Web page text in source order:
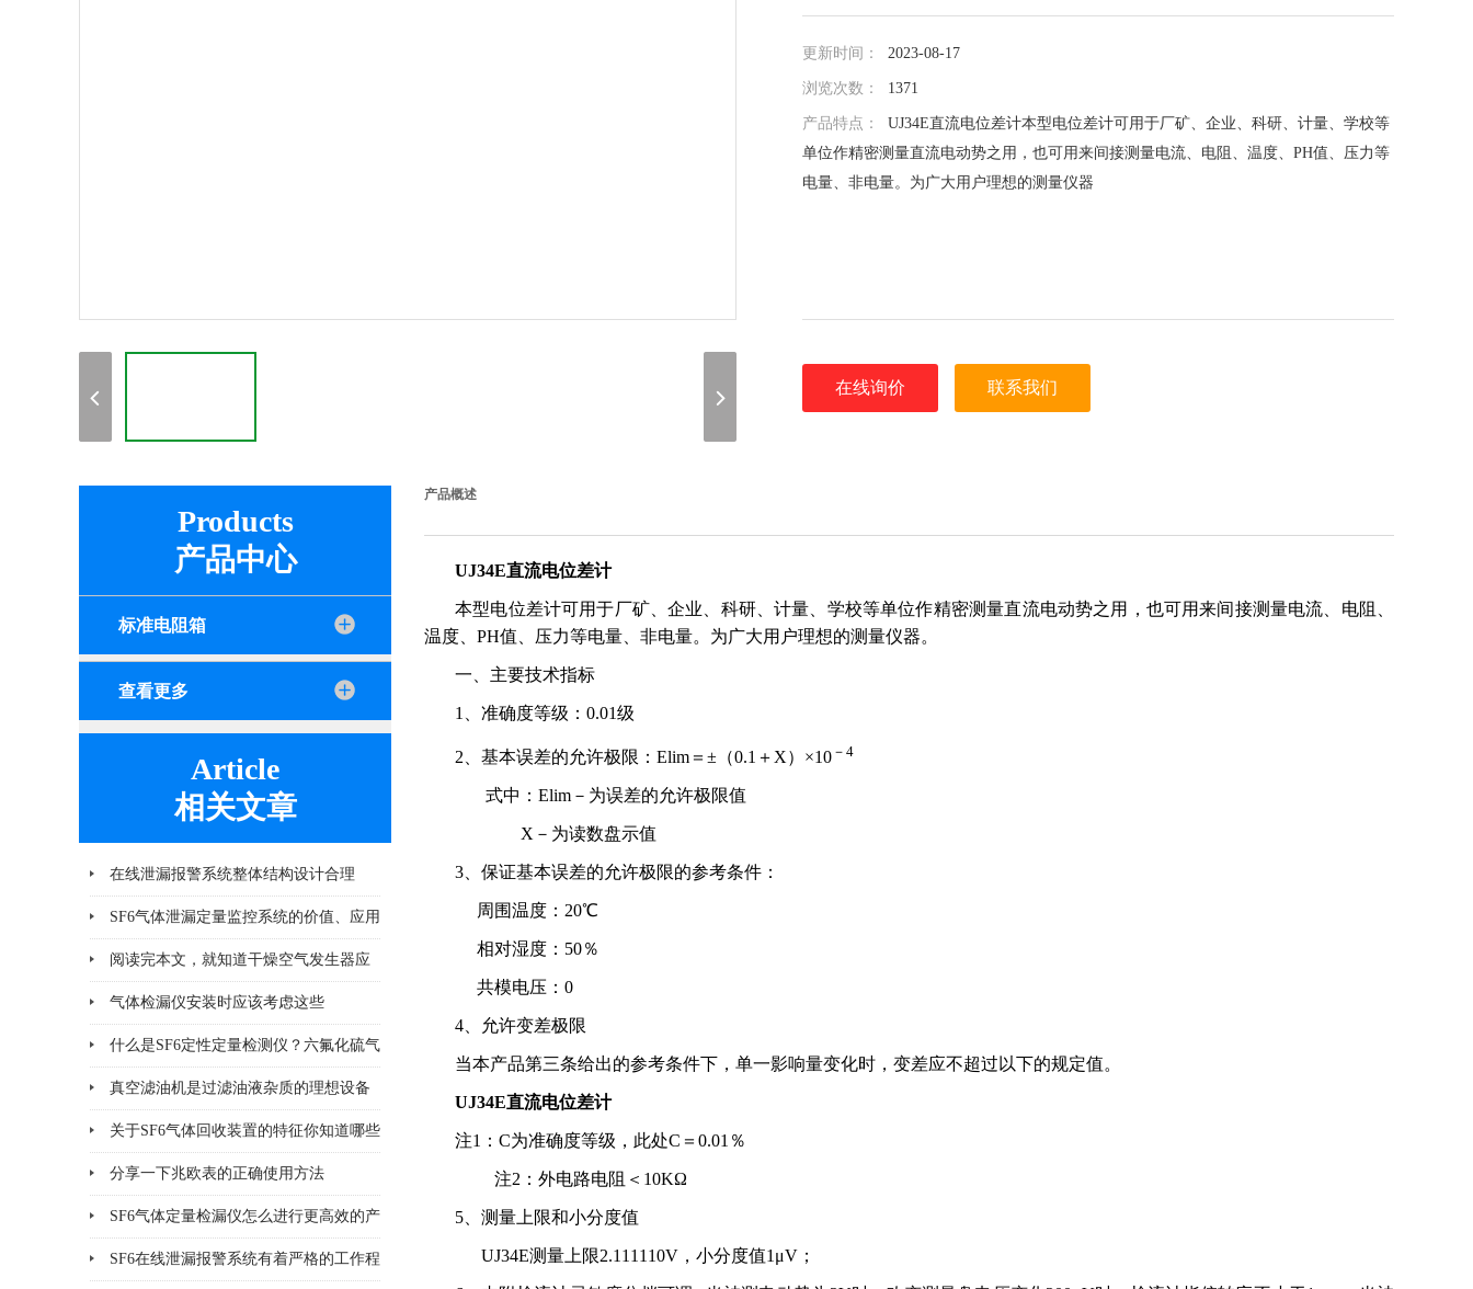
更新时间： 2023-08-17
浏览次数： 1371
产品特点： UJ34E直流电位差计本型电位差计可用于厂矿、企业、科研、计量、学校等
单位作精密测量直流电动势之用，也可用来间接测量电流、电阻、温度、PH值、压力等
电量、非电量。为广大用户理想的测量仪器
在线询价 联系我们
Products
产品中心
标准电阻箱
查看更多
Article
相关文章
在线泄漏报警系统整体结构设计合理
SF6气体泄漏定量监控系统的价值、应用
及未来发展趋势
阅读完本文，就知道干燥空气发生器应
该注意哪几点小问题
气体检漏仪安装时应该考虑这些
什么是SF6定性定量检测仪？六氟化硫气
体检测设备
真空滤油机是过滤油液杂质的理想设备
关于SF6气体回收装置的特征你知道哪些
分享一下兆欧表的正确使用方法
SF6气体定量检漏仪怎么进行更高效的产
品检漏?
SF6在线泄漏报警系统有着严格的工作程
产品概述
UJ34E直流电位差计
本型电位差计可用于厂矿、企业、科研、计量、学校等单位作精密测量直流电动势之用，也可用来间接测量电流、电阻、
温度、PH值、压力等电量、非电量。为广大用户理想的测量仪器。
一、主要技术指标
1、准确度等级：0.01级
2、基本误差的允许极限：Elim＝±（0.1＋X）×10 －4
式中：Elim－为误差的允许极限值
X－为读数盘示值
3、保证基本误差的允许极限的参考条件：
周围温度：20℃
相对湿度：50％
共模电压：0
4、允许变差极限
当本产品第三条给出的参考条件下，单一影响量变化时，变差应不超过以下的规定值。
UJ34E直流电位差计
注1：C为准确度等级，此处C＝0.01％
注2：外电路电阻＜10KΩ
5、测量上限和小分度值
UJ34E测量上限2.111110V，小分度值1μV；